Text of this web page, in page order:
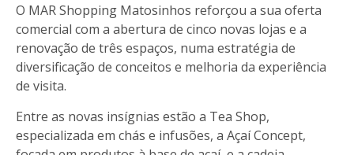
O MAR Shopping Matosinhos reforçou a sua oferta
comercial com a abertura de cinco novas lojas e a
renovação de três espaços, numa estratégia de
diversificação de conceitos e melhoria da experiência
de visita.
Entre as novas insígnias estão a Tea Shop,
especializada em chás e infusões, a Açaí Concept,